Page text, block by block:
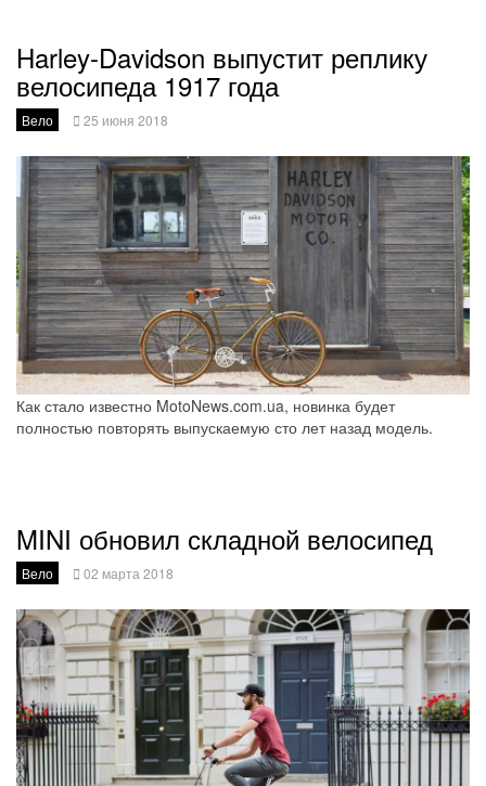
Harley-Davidson выпустит реплику
велосипеда 1917 года
Вело 25 июня 2018
Как стало известно MotoNews.com.ua, новинка будет
полностью повторять выпускаемую сто лет назад модель.
MINI обновил складной велосипед
Вело 02 марта 2018